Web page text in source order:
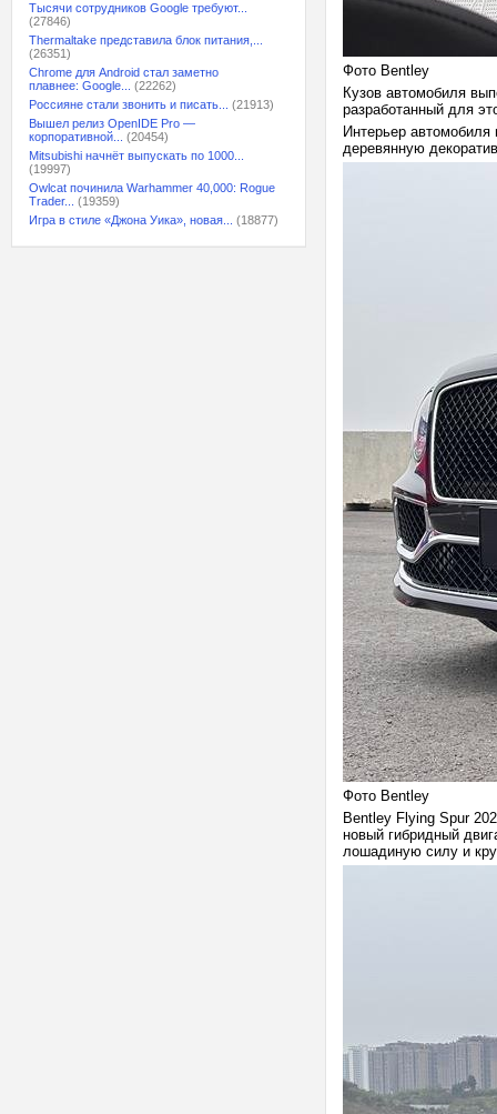
Тысячи сотрудников Google требуют...
(27846)
Thermaltake представила блок питания,...
(26351)
Chrome для Android стал заметно
плавнее: Google...
(22262)
Россияне стали звонить и писать...
(21913)
Вышел релиз OpenIDE Pro —
корпоративной...
(20454)
Mitsubishi начнёт выпускать по 1000...
(19997)
Owlcat починила Warhammer 40,000: Rogue
Trader...
(19359)
Игра в стиле «Джона Уика», новая...
(18877)
Фото Bentley
Кузов автомобиля
разработанный для
Интерьер
деревянную
Фото Bentley
Bentley Flying Spur
новый гибридный
лошадиную силу и